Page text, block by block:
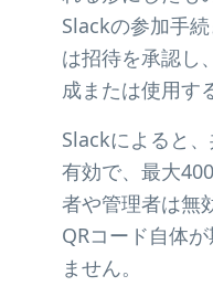
Slackの参加手
は招待を承認し
成または使用す
Slackによると
有効で、最大
者や管理者は無
QRコード自体
ません。